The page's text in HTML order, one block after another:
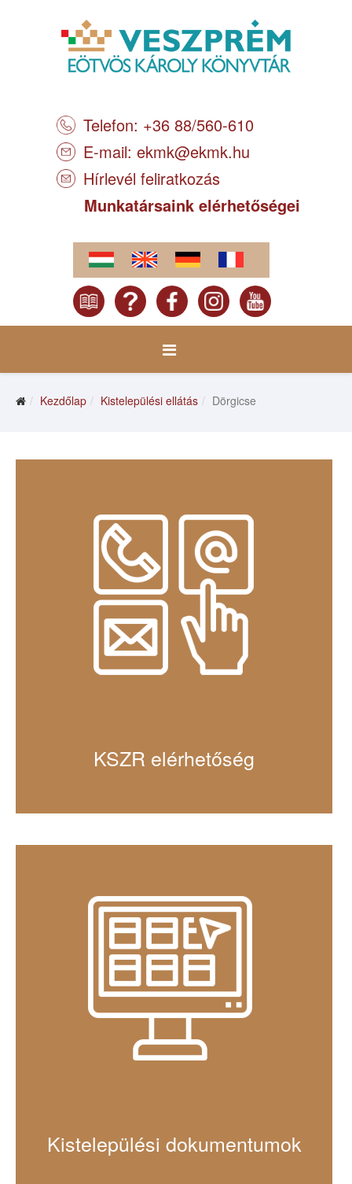
Telefon: +36 88/560-610
E-mail: ekmk@ekmk.hu
Hírlevél feliratkozás
Munkatársaink elérhetőségei
Kezdőlap Kistelepülési ellátás Dörgicse
KSZR elérhetőség
Kistelepülési dokumentumok